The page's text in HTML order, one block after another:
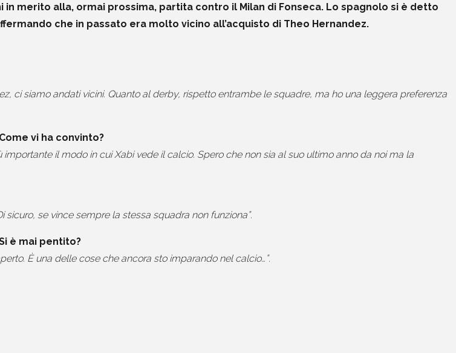
in merito alla, ormai prossima, partita contro il Milan di Fonseca. Lo spagnolo si è detto
che in passato era molto vicino all’acquisto di Theo Hernandez.
ci siamo andati vicini. Quanto al derby, rispetto entrambe le squadre, ma ho una leggera preferenza
vi ha convinto?
il modo in cui Xabi vede il calcio. Spero che non sia al suo ultimo anno da noi ma la
se vince sempre la stessa squadra non funziona”.
è mai pentito?
È una delle cose che ancora sto imparando nel calcio…”.